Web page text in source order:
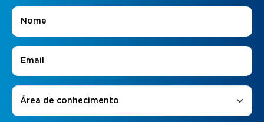
Nome
E-mail
Áreas de Interesse
Área de conhecimento